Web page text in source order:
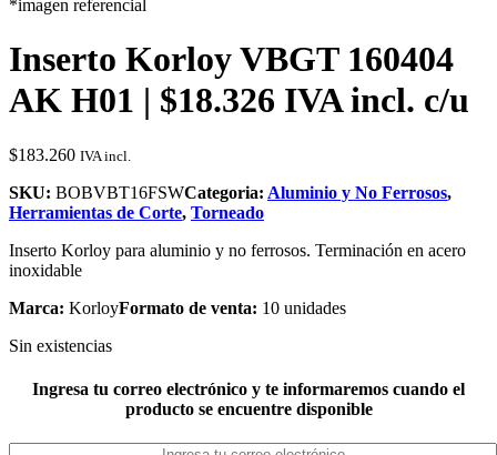
*imagen referencial
Inserto Korloy VBGT 160404
AK H01 | $18.326 IVA incl. c/u
$183.260 IVA incl.
SKU: BOBVBT16FSWCategoria: Aluminio y No Ferrosos,
Herramientas de Corte, Torneado
Inserto Korloy para aluminio y no ferrosos. Terminación en acero
inoxidable
Marca: KorloyFormato de venta: 10 unidades
Sin existencias
Ingresa tu correo electrónico y te informaremos cuando el
producto se encuentre disponible